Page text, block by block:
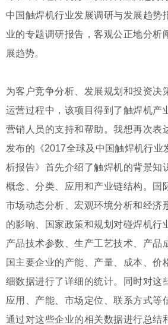
中国触焊机行业发展调研与发展趋势
业的专题调研报告，客观公正地分析
展趋势。
为客户竞争分析、发展规划和投资决
运营过程中，该项目得到了触焊机产
营销人员的支持和帮助。我想再次表
发布的《2017全球及中国触焊机行业
析报告》首先介绍了触焊机的背景知
概念、分类、应用和产业链结构。国
市场动态分析、宏观环境分析和经济
的影响、国家政策和规划对碰焊机行
产品技术参数、生产工艺技术、产品
国主要企业的产能、产量、成本、价
细数据进行了详细的统计。同时对这
应用、产能、市场定位、联系方式等
通过对这些企业的相关数据进行总结